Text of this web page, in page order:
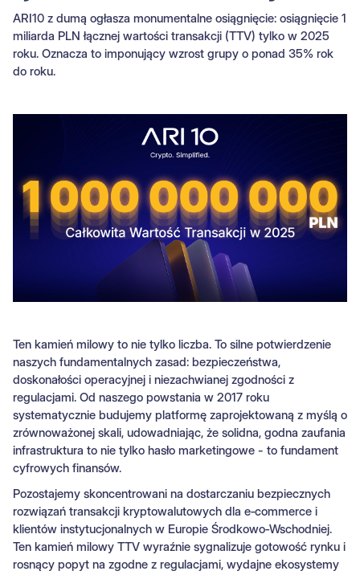
ARI10 z dumą ogłasza monumentalne osiągnięcie: osiągnięcie 1
miliarda PLN łącznej wartości transakcji (TTV) tylko w 2025
roku. Oznacza to imponujący wzrost grupy o ponad 35% rok
do roku.
Ten kamień milowy to nie tylko liczba. To silne potwierdzenie
naszych fundamentalnych zasad: bezpieczeństwa,
doskonałości operacyjnej i niezachwianej zgodności z
regulacjami. Od naszego powstania w 2017 roku
systematycznie budujemy platformę zaprojektowaną z myślą o
zrównoważonej skali, udowadniając, że solidna, godna zaufania
infrastruktura to nie tylko hasło marketingowe - to fundament
cyfrowych finansów.
Pozostajemy skoncentrowani na dostarczaniu bezpiecznych
rozwiązań transakcji kryptowalutowych dla e‑commerce i
klientów instytucjonalnych w Europie Środkowo‑Wschodniej.
Ten kamień milowy TTV wyraźnie sygnalizuje gotowość rynku i
rosnący popyt na zgodne z regulacjami, wydajne ekosystemy